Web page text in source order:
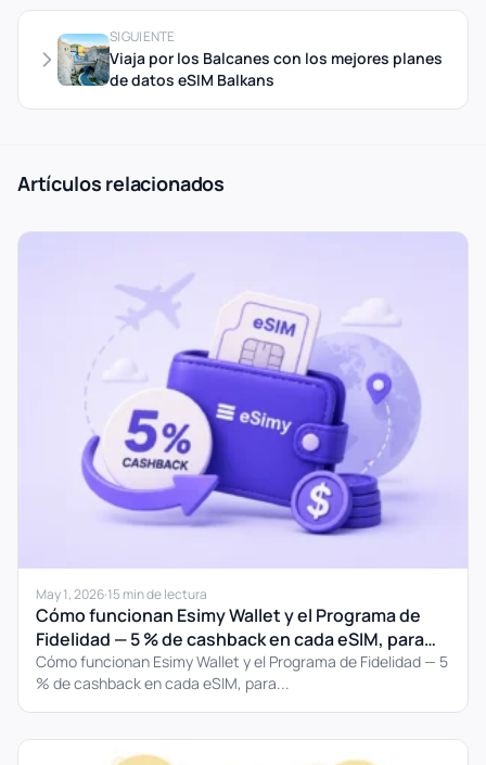
SIGUIENTE
Viaja por los Balcanes con los mejores planes
de datos eSIM Balkans
Artículos relacionados
May 1, 2026·15 min de lectura
Cómo funcionan Esimy Wallet y el Programa de
Fidelidad — 5 % de cashback en cada eSIM, para
siempre
Cómo funcionan Esimy Wallet y el Programa de Fidelidad — 5
% de cashback en cada eSIM, para...